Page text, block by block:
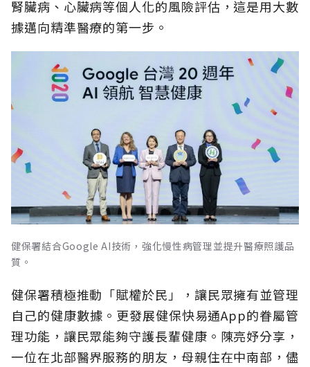
腎臟病、心臟病等個人化的風險評估，這是用大數
據邁向精準醫療的第一步。
健保署結合Google AI技術，強化慢性病管理並提升醫療照護品
質。
健保署積極推動「賦權於民」，讓民眾擁有並管理
自己的健康數據。更發展健保快易通App的眷屬管
理功能，讓民眾能夠守護長輩健康。陳亮妤分享，
一位在北部醫界服務的朋友，母親住在中南部，儘